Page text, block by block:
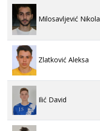
Milosavljević Nikola
Zlatković Aleksa
Ilić David